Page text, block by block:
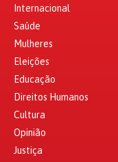
Internacional
Saúde
Mulheres
Eleições
Educação
Direitos Humanos
Cultura
Opinião
Justiça